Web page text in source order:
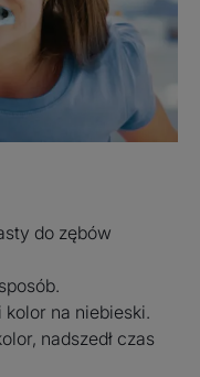
przez 85 osób w teście
do zębów
kolor na niebieski.
nadszedł czas